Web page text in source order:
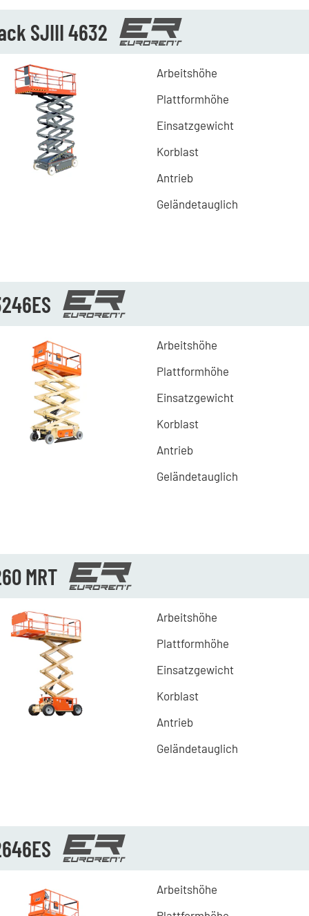
SJIII 4632
Arbeitshöhe
Plattformhöhe
Einsatzgewicht
Korblast
Antrieb
Geländetauglich
Arbeitshöhe
Plattformhöhe
Einsatzgewicht
Korblast
Antrieb
Geländetauglich
MRT
Arbeitshöhe
Plattformhöhe
Einsatzgewicht
Korblast
Antrieb
Geländetauglich
Arbeitshöhe